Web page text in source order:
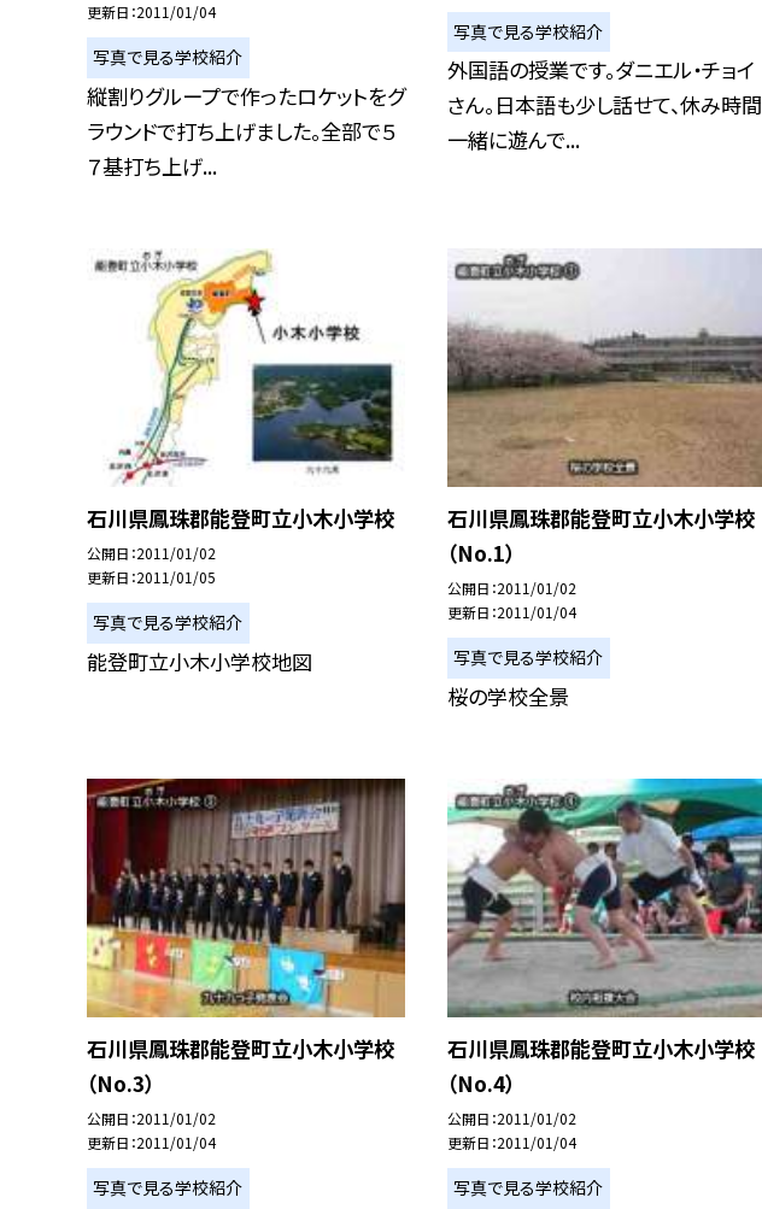
更新日 2011/01/04
写真で見る学校紹介
縦割りグループで作ったロケットをグ
ラウンドで打ち上げました。全部で５
７基打ち上げ...
写真で見る学校紹介
外国語の授業です。ダニエル・チョイ
さん。日本語も少し話せて、休み時間
一緒に遊んで...
石川県鳳珠郡能登町立小木小学校
公開日 2011/01/02
更新日 2011/01/05
写真で見る学校紹介
能登町立小木小学校地図
石川県鳳珠郡能登町立小木小学校
（No.1）
公開日 2011/01/02
更新日 2011/01/04
写真で見る学校紹介
桜の学校全景
石川県鳳珠郡能登町立小木小学校
（No.3）
公開日 2011/01/02
更新日 2011/01/04
写真で見る学校紹介
石川県鳳珠郡能登町立小木小学校
（No.4）
公開日 2011/01/02
更新日 2011/01/04
写真で見る学校紹介